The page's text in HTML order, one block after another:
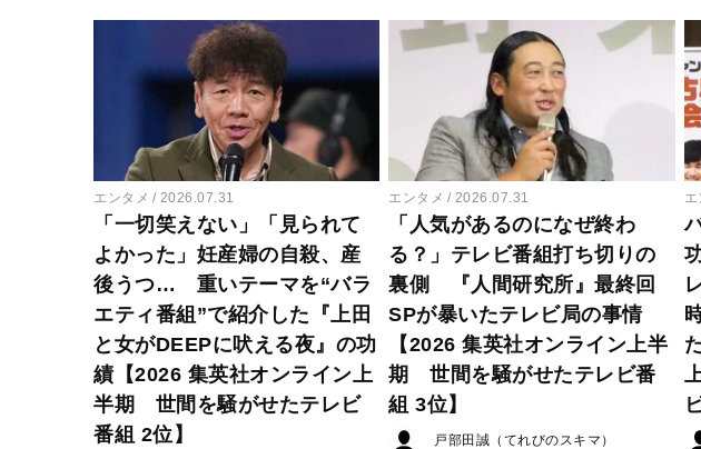
エンタメ 2026.07.31
「一切笑えない」「見られて
よかった」妊産婦の自殺、産
後うつ… 重いテーマを“バラ
エティ番組”で紹介した『上田
と女がDEEPに吠える夜』の功
績【2026 集英社オンライン上
半期 世間を騒がせたテレビ
番組 2位】
エンタメ 2026.07.31
「人気があるのになぜ終わ
る？」テレビ番組打ち切りの
裏側 『人間研究所』最終回
SPが暴いたテレビ局の事情
【2026 集英社オンライン上半
期 世間を騒がせたテレビ番
組 3位】
戸部田誠（てれびのスキマ）